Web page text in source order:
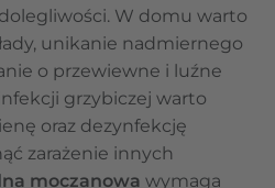
W domu warto
unikanie nadmiernego
o przewiewne i luźne
grzybiczej warto
oraz dezynfekcję
zarażenie innych
moczanowa wymaga